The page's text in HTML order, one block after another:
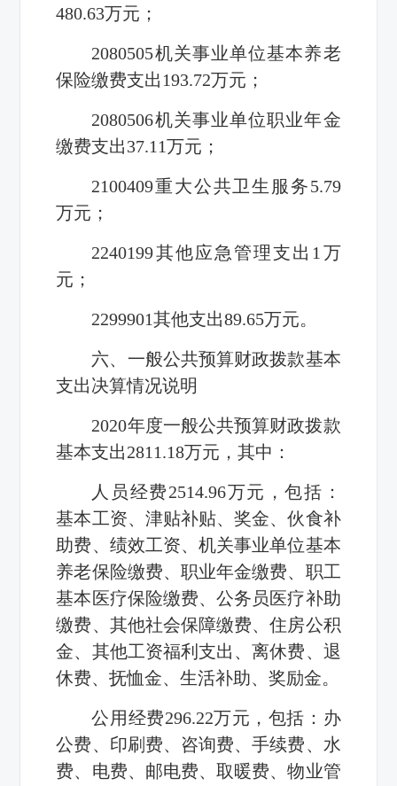
480.63万元；
2080505机关事业单位基本养老
保险缴费支出193.72万元；
2080506机关事业单位职业年金
缴费支出37.11万元；
2100409重大公共卫生服务5.79
万元；
2240199其他应急管理支出1万
元；
2299901其他支出89.65万元。
六、一般公共预算财政拨款基本
支出决算情况说明
2020年度一般公共预算财政拨款
基本支出2811.18万元，其中：
人员经费2514.96万元，包括：
基本工资、津贴补贴、奖金、伙食补
助费、绩效工资、机关事业单位基本
养老保险缴费、职业年金缴费、职工
基本医疗保险缴费、公务员医疗补助
缴费、其他社会保障缴费、住房公积
金、其他工资福利支出、离休费、退
休费、抚恤金、生活补助、奖励金。
公用经费296.22万元，包括：办
公费、印刷费、咨询费、手续费、水
费、电费、邮电费、取暖费、物业管